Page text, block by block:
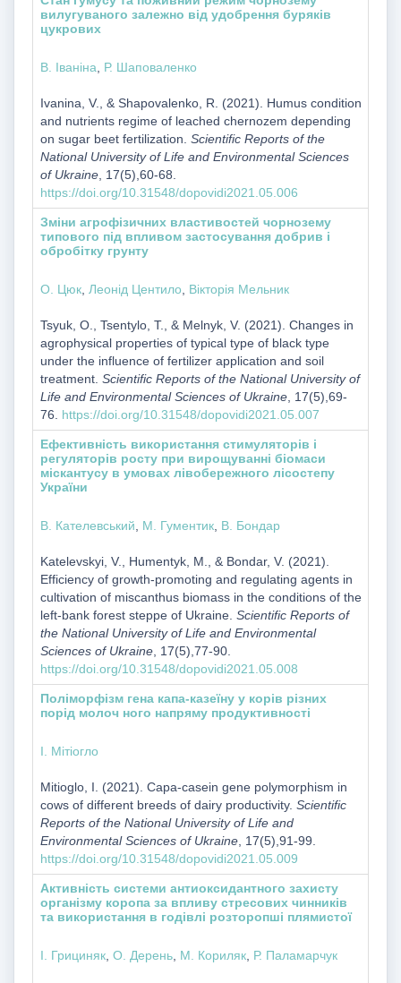
вилугуваного залежно від удобрення буряків
цукрових
В. Іваніна Р. Шаповаленко
Ivanina, V., & Shapovalenko, R. (2021). Humus condition
and nutrients regime of leached chernozem depending
on sugar beet fertilization. Scientific Reports of the
National University of Life and Environmental Sciences
of Ukraine, 17(5),60-68.
https://doi.org/10.31548/dopovidi2021.05.006
Зміни агрофізичних властивостей чорнозему
типового під впливом застосування добрив і
обробітку грунту
О. Цюк, Леонід Центило, Вікторія Мельник
Tsyuk, O., Tsentylo, T., & Melnyk, V. (2021). Changes in
agrophysical properties of typical type of black type
under the influence of fertilizer application and soil
treatment. Scientific Reports of the National University of
Life and Environmental Sciences of Ukraine, 17(5),69-
76. https://doi.org/10.31548/dopovidi2021.05.007
Ефективність використання стимуляторів і
регуляторів росту при вирощуванні біомаси
міскантусу в умовах лівобережного лісостепу
України
В. Кателевський М. Гументик, В. Бондар
Katelevskyi, V., Humentyk, М., & Bondar, V. (2021).
Efficiency of growth-promoting and regulating agents in
cultivation of miscanthus biomass in the conditions of the
left-bank forest steppe of Ukraine. Scientific Reports of
the National University of Life and Environmental
Sciences of Ukraine, 17(5),77-90.
https://doi.org/10.31548/dopovidi2021.05.008
Поліморфізм гена капа-казеїну у корів різних
порід молоч ного напряму продуктивності
I. Мітіогло
Mitioglo, I. (2021). Capa-casein gene polymorphism in
cows of different breeds of dairy productivity. Scientific
Reports of the National University of Life and
Environmental Sciences of Ukraine, 17(5),91-99.
https://doi.org/10.31548/dopovidi2021.05.009
Активність системи антиоксидантного захисту
організму коропа за впливу стресових чинників
та використання в годівлі розторопші плямистої
І. Грициняк, О. Дерень, М. Кориляк, Р. Паламарчук